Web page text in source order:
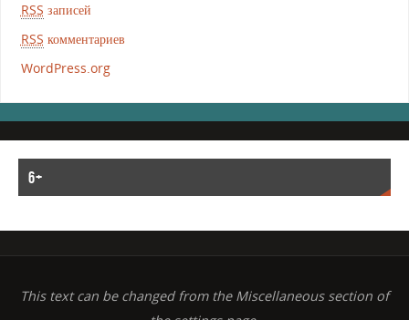
RSS записей
RSS комментариев
WordPress.org
6+
This text can be changed from the Miscellaneous section of